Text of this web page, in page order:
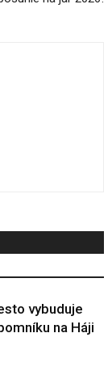
vybuduje
na Háji